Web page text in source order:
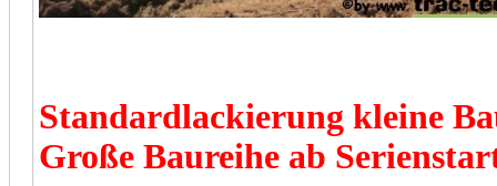
Standardlackierung kleine
Große Baureihe ab